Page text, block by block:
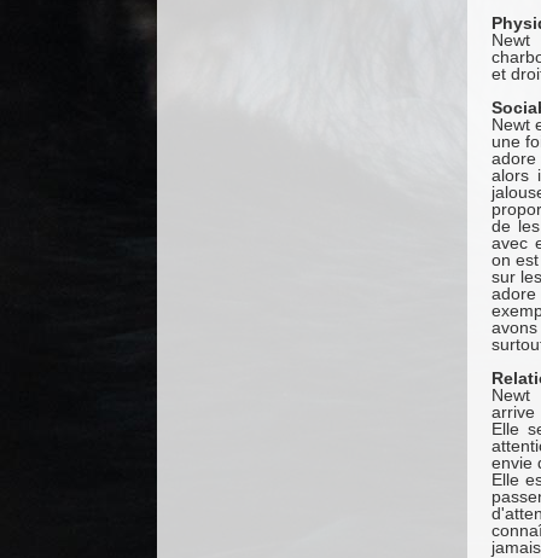
et
Newt
une
alors
de
avec
on
sur
Newt
arrive
Elle
envie
Elle